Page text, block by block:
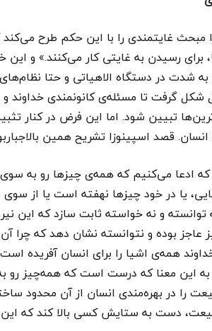
مبحث غایتمندی را با این حکم طرح
برای رسیدن به غایتی کار می‌کنند.» و
شدت در دستگاه الاهیاتی و حتا
شکل گرفت تا مسئله‌ی کانونمندی خداوند
تبیین شود. اما این فرض در کنار
قصد اسپینوزا تشریح همین
ادعا می‌کنیم که همه‌ی چیزها رو به
یا در خود چیزها نهفته است یا از
توانسته و نه خواسته ثابت سازد که
عاجز بوده و نتوانسته نشان دهد که
همه‌ی اشیا را برای انسان آفریده
این معنا که درست است که همه‌چیز رو
را در بهره‌مندی انسان از آن محدود
دست به ستایش کسی بالا کند که این